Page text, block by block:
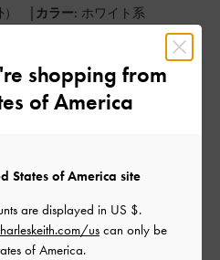
| カラー: ホワイト系
よかったshopping from
of America
States of America site
are displayed in US $.
uscan only be
of America.